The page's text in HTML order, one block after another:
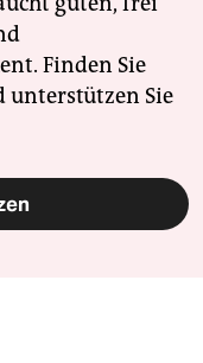
Finden Sie
unterstützen Sie